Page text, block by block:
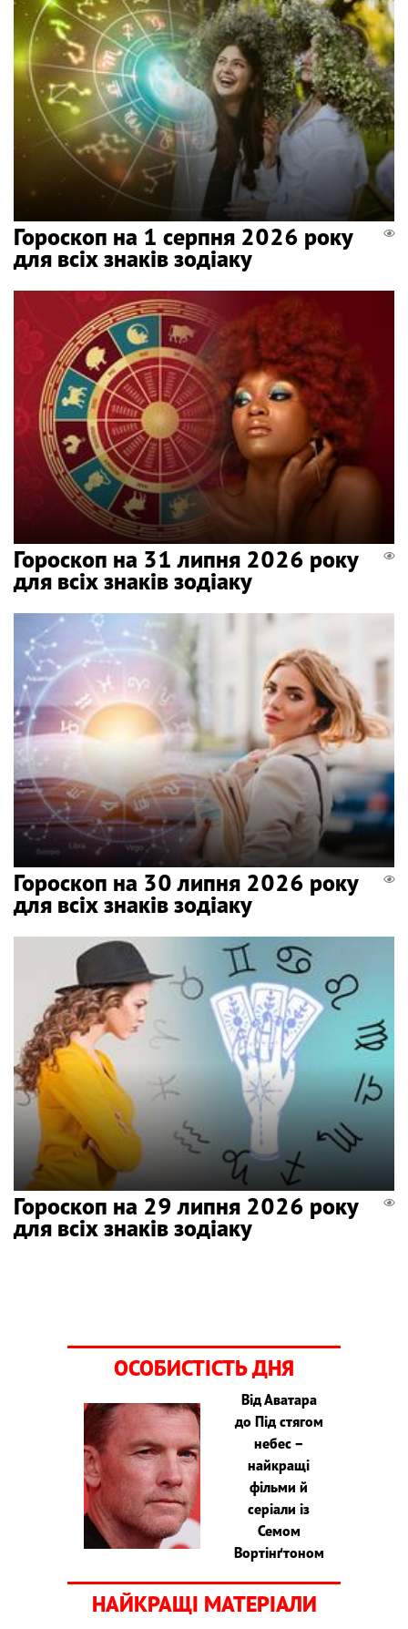
Гороскоп на 1 серпня 2026 року
для всіх знаків зодіаку
Гороскоп на 31 липня 2026 року
для всіх знаків зодіаку
Гороскоп на 30 липня 2026 року
для всіх знаків зодіаку
Гороскоп на 29 липня 2026 року
для всіх знаків зодіаку
ОСОБИСТІСТЬ ДНЯ
Від Аватара
до Під стягом
небес –
найкращі
фільми й
серіали із
Семом
Вортінґтоном
НАЙКРАЩІ МАТЕРІАЛИ